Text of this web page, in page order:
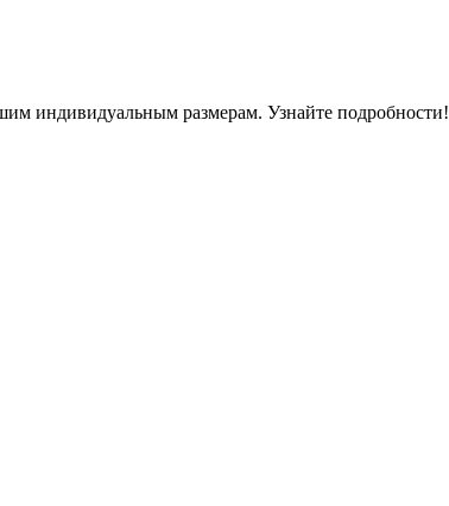
индивидуальным размерам. Узнайте подробности!